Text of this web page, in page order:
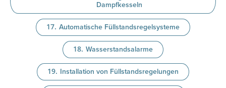
Dampfkesseln
Automatische Füllstandsregelsysteme
Wasserstandsalarme
Installation von Füllstandsregelungen